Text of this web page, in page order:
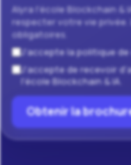
Alyra l'école Blockchain &
respecter votre vie privée.
obligatoires.
J'accepte la politique
J'accepte de recevoir
l'école Blockchain & IA.
Obtenir la